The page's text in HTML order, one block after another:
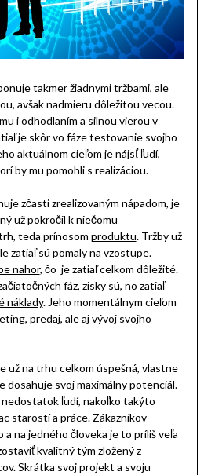
takmer žiadnymi tržbami, ale
avšak nadmieru dôležitou vecou.
i odhodlaním a silnou vierou v
je skôr vo fáze testovanie svojho
aktuálnom cieľom je nájsť ľudí,
by mu pomohli s realizáciou.
zčasti zrealizovaným nápadom, je
už pokročil k niečomu
teda prínosom produktu. Tržby už
zatiaľ sú pomaly na vzostupe.
nahor, čo je zatiaľ celkom dôležité.
fáz, zisky sú, no zatiaľ
náklady. Jeho momentálnym cieľom
predaj, ale aj vývoj svojho
už na trhu celkom úspešná, vlastne
dosahuje svoj maximálny potenciál.
nedostatok ľudí, nakoľko takýto
starostí a práce. Zákazníkov
a na jedného človeka je to príliš veľa
kvalitný tým zložený z
Skrátka svoj projekt a svoju